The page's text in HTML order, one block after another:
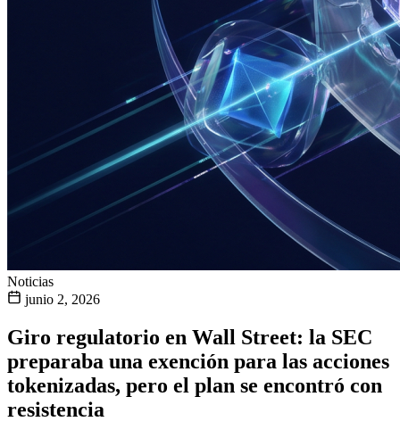
Noticias
junio 2, 2026
Giro regulatorio en Wall Street: la SEC
preparaba una exención para las acciones
tokenizadas, pero el plan se encontró con
resistencia